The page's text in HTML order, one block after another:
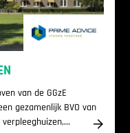
van de GGzE
gezamenlijk BVO van